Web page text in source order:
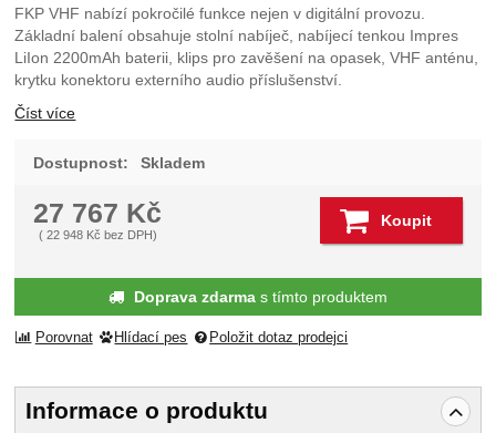
FKP VHF nabízí pokročilé funkce nejen v digitální provozu.
Základní balení obsahuje stolní nabíječ, nabíjecí tenkou Impres
LiIon 2200mAh baterii, klips pro zavěšení na opasek, VHF anténu,
krytku konektoru externího audio příslušenství.
Číst více
Dostupnost: Skladem
27 767 Kč
(22 948 Kč bez DPH)
Koupit
Doprava zdarmas tímto produktem
Porovnat Hlídací pes Položit dotaz prodejci
Informace o produktu